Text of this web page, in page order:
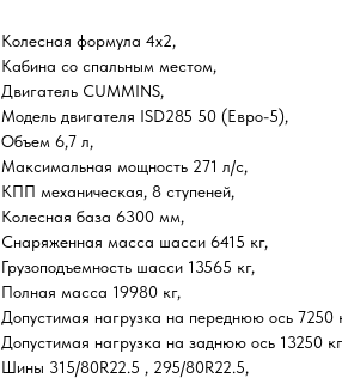
Колесная формула 4х2,
Кабина со спальным местом,
Двигатель CUMMINS,
Модель двигателя ISD285 50 (Евро-5),
Объем 6,7 л,
Максимальная мощность 271 л/с,
КПП механическая, 8 ступеней,
Колесная база 6300 мм,
Снаряженная масса шасси 6415 кг,
Грузоподъемность шасси 13565 кг,
Полная масса 19980 кг,
Допустимая нагрузка на переднюю ось 7250
Допустимая нагрузка на заднюю ось 13250
Шины 315/80R22.5 , 295/80R22.5,